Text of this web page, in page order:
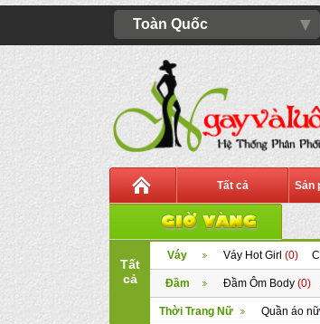
Toàn Quốc ▼
Tất cả Sản
Tất
cả
Váy Váy Hot Girl (0)
Đầm Đầm Ôm Body (0)
Thời Trang Nữ Quần áo nữ